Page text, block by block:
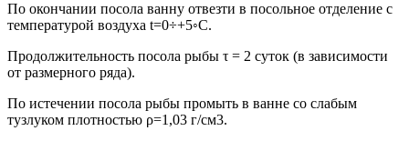
По окончании посола ванну отвезти в посольное отделение с
температурой воздуха t=0÷+5◦С.
Продолжительность посола рыбы τ = 2 суток (в зависимости
от размерного ряда).
По истечении посола рыбы промыть в ванне со слабым
тузлуком плотностью ρ=1,03 г/см3.